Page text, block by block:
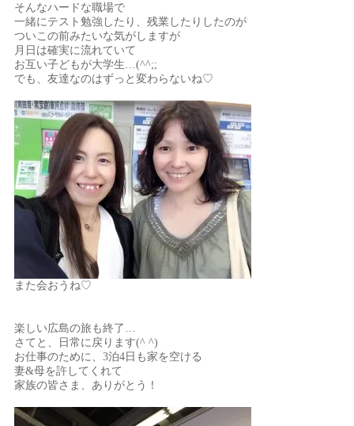
そんなハードな職場で
一緒にテスト勉強したり、残業したりしたのが
ついこの前みたいな気がしますが
月日は確実に流れていて
お互い子どもが大学生…(^^;;
でも、友達なのはずっと変わらないね♡
また会おうね♡
楽しい広島の旅も終了…
さてと、日常に戻ります(^ ^)
お仕事のために、3泊4日も家を空ける
妻&母を許してくれて
家族の皆さま、ありがとう！